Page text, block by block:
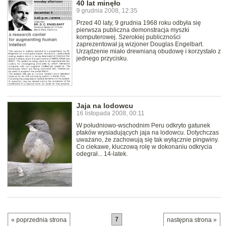
40 lat minęło
9 grudnia 2008, 12:35
Przed 40 laty, 9 grudnia 1968 roku odbyła się
pierwsza publiczna demonstracja myszki
komputerowej. Szerokiej publiczności
zaprezentował ją wizjoner Douglas Engelbart.
Urządzenie miało drewnianą obudowę i korzystało z
jednego przycisku.
Jaja na lodowcu
16 listopada 2008, 00:11
W południowo-wschodnim Peru odkryto gatunek
ptaków wysiadujących jaja na lodowcu. Dotychczas
uważano, że zachowują się tak wyłącznie pingwiny.
Co ciekawe, kluczową rolę w dokonaniu odkrycia
odegrał... 14-latek.
« poprzednia strona następna strona »
7